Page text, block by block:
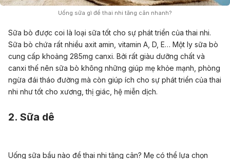
Uống sữa gì để thai nhi tăng cân nhanh?
Sữa bò được coi là loại sữa tốt cho sự phát triển của thai nhi.
Sữa bò chứa rất nhiều axit amin, vitamin A, D, E… Một ly sữa bò
cung cấp khoảng 285mg canxi. Bởi rất giàu dưỡng chất và
canxi thế nên sữa bò không những giúp mẹ khỏe mạnh, phòng
ngừa đái tháo đường mà còn giúp ích cho sự phát triển của thai
nhi như tốt cho xương, thị giác, hệ miễn dịch.
2. Sữa dê
Uống sữa bầu nào để thai nhi tăng cân? Mẹ có thể lựa chọn